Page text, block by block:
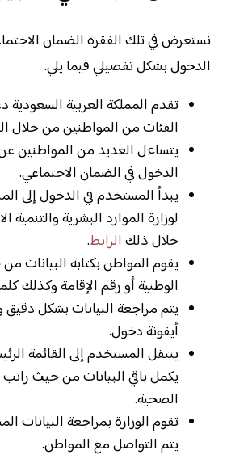
نستعرض في تلك الفقرة الضمان
الدخول بشكل تفصيلي فيما يلي.
تقدم المملكة العربية
الفئات من المواطنين من خلال
يتساءل العديد من المواطنين
الدخول في الضمان الاجتماعي.
يبدأ المستخدم في الدخول إلى
لوزارة الموارد البشرية والتنمية
خلال ذلك الرابط.
يقوم المواطن بكتابة البيانات
الوطنية أو رقم الإقامة وكذلك
يتم مراجعة البيانات بشكل
أيقونة دخول.
ينتقل المستخدم إلى القائمة
يكمل باقي البيانات من حيث
الصحية.
تقوم الوزارة بمراجعة البيانات
يتم التواصل مع المواطن.